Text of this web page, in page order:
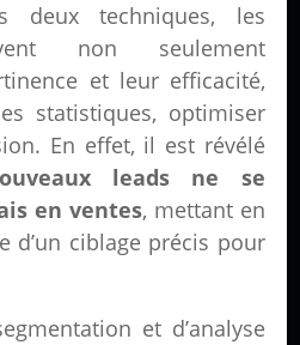
deux techniques, les
non seulement
et leur efficacité,
statistiques, optimiser
En effet, il est révélé
leads ne se
en ventes, mettant en
d’un ciblage précis pour
et d’analyse